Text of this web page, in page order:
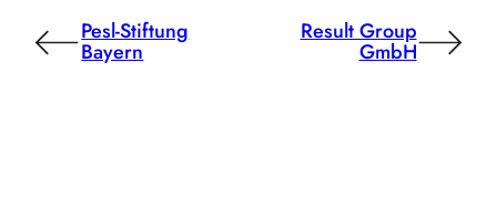
Pesl-Stiftung
Bayern
Result Group
GmbH